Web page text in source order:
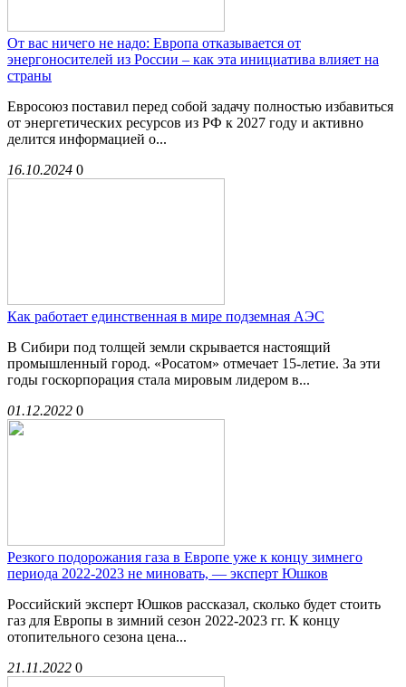
От вас ничего не надо: Европа отказывается от
энергоносителей из России – как эта инициатива влияет на
страны
Евросоюз поставил перед собой задачу полностью избавиться
от энергетических ресурсов из РФ к 2027 году и активно
делится информацией о...
16.10.2024 0
Как работает единственная в мире подземная АЭС
В Сибири под толщей земли скрывается настоящий
промышленный город. «Росатом» отмечает 15-летие. За эти
годы госкорпорация стала мировым лидером в...
01.12.2022 0
Резкого подорожания газа в Европе уже к концу зимнего
периода 2022-2023 не миновать, — эксперт Юшков
Российский эксперт Юшков рассказал, сколько будет стоить
газ для Европы в зимний сезон 2022-2023 гг. К концу
отопительного сезона цена...
21.11.2022 0